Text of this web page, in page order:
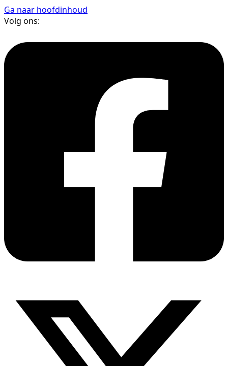
Ga naar hoofdinhoud
Volg ons: